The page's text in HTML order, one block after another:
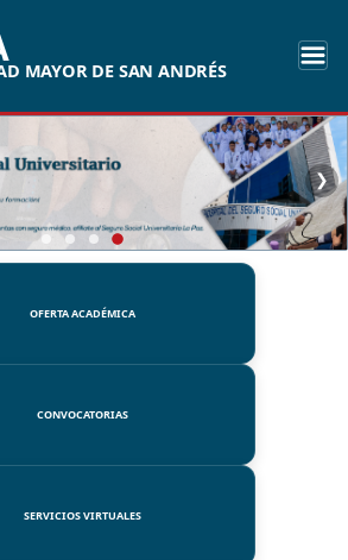
MAYOR DE SAN ANDRÉS
❯
OFERTA ACADÉMICA
CONVOCATORIAS
SERVICIOS VIRTUALES